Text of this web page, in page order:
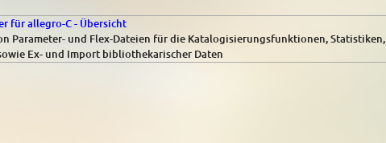
für allegro-C - Übersicht
Parameter- und Flex-Dateien für die Katalogisierungsfunktionen, Statistiken,
Ex- und Import bibliothekarischer Daten